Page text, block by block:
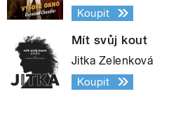
Koupit
Mít svůj kout
Jitka Zelenková
Koupit